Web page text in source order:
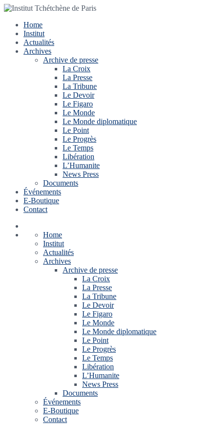
Home
Institut
Actualités
Archives
Archive de presse
La Croix
La Presse
La Tribune
Le Devoir
Le Figaro
Le Monde
Le Monde diplomatique
Le Point
Le Progrès
Le Temps
Libération
L’Humanite
News Press
Documents
Événements
E-Boutique
Contact
Home
Institut
Actualités
Archives
Archive de presse
La Croix
La Presse
La Tribune
Le Devoir
Le Figaro
Le Monde
Le Monde diplomatique
Le Point
Le Progrès
Le Temps
Libération
L’Humanite
News Press
Documents
Événements
E-Boutique
Contact